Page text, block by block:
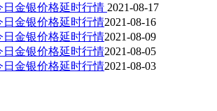
日金银价格延时行情 2021-08-17
日金银价格延时行情2021-08-16
日金银价格延时行情2021-08-09
日金银价格延时行情2021-08-05
日金银价格延时行情2021-08-03